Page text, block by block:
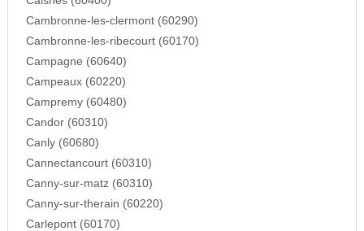
Cambronne-les-clermont (60290)
Cambronne-les-ribecourt (60170)
Campagne (60640)
Campeaux (60220)
Campremy (60480)
Candor (60310)
Canly (60680)
Cannectancourt (60310)
Canny-sur-matz (60310)
Canny-sur-therain (60220)
Carlepont (60170)